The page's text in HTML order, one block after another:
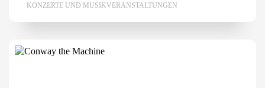
KONZERTE UND MUSIKVERANSTALTUNGEN